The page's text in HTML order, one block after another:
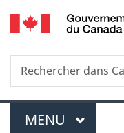
Rechercher
dans
Menu
MENU